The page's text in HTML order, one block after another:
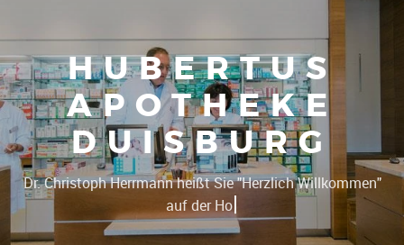
HUBERTUS
APOTHEKE
DUISBURG
Dr. Christoph Herrmann heißt|